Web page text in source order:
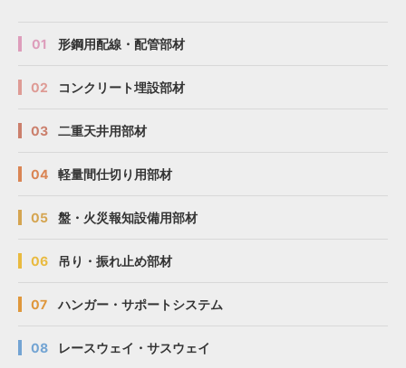
01 形鋼用配線・配管部材
02 コンクリート埋設部材
03 二重天井用部材
04 軽量間仕切り用部材
05 盤・火災報知設備用部材
06 吊り・振れ止め部材
07 ハンガー・サポートシステム
08 レースウェイ・サスウェイ